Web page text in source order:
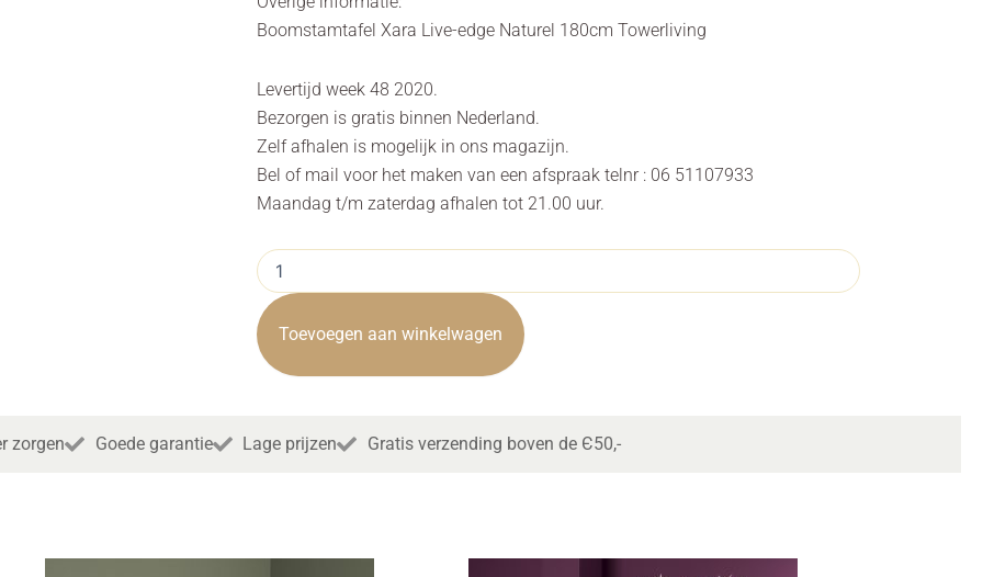
Boomstamtafel Xara Live-edge Naturel 180cm Towerliving
Levertijd week 48 2020.
Bezorgen is gratis binnen Nederland.
Zelf afhalen is mogelijk in ons magazijn.
Bel of mail voor het maken van een afspraak telnr : 06 51107933
Maandag t/m zaterdag afhalen tot 21.00 uur.
Boomstamtafel
Xara
Live-
edge
Naturel
180cm
Toevoegen aan winkelwagen
zorgen Goede garantie Lage prijzen Gratis verzending boven de Є50,-